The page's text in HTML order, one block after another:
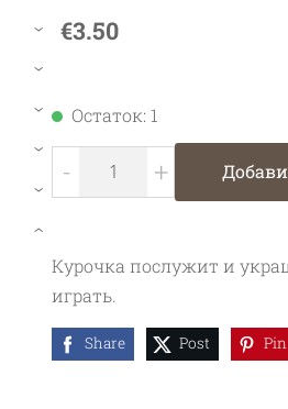
›
›
›
›
›
›
€3.50
Остаток: 1
- +
Курочка послужит и
играть.
Share Post Pin